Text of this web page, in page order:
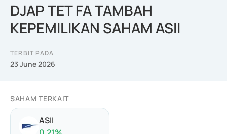
DJAP TET FA TAMBAH
KEPEMILIKAN SAHAM ASII
TERBIT PADA
23 June 2026
SAHAM TERKAIT
ASII